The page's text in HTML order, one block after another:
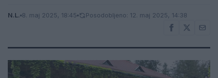
N.L. 8. maj 2025, 18:45 Posodobljeno: 12. maj 2025, 14:38